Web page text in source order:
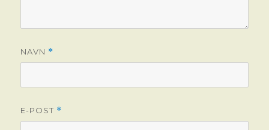
NAVN *
E-POST *